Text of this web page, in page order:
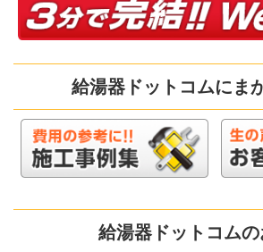
給湯器ドットコムにま
給湯器ドットコム